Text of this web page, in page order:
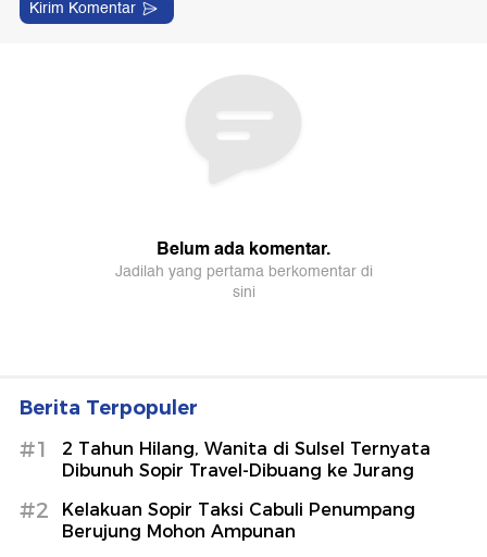
Berita Terpopuler
#1
2 Tahun Hilang, Wanita di Sulsel Ternyata
Dibunuh Sopir Travel-Dibuang ke Jurang
#2
Kelakuan Sopir Taksi Cabuli Penumpang
Berujung Mohon Ampunan